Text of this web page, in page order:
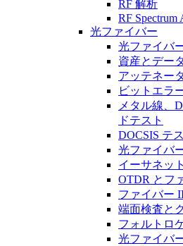
RF 解析
RF Spectrum
光ファイバー
光ファイバ
資産とデー
アッテネー
ビットエラ
メタル線、
ドテスト
DOCSIS テ
光ファイバ
イーサネッ
OTDR とフ
ファイバー
端面検査と
フォルトロ
光ファイバ